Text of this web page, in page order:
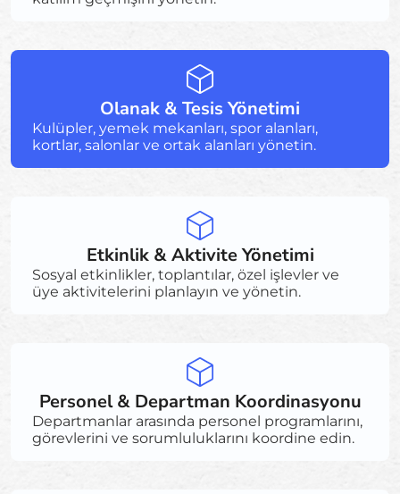
Olanak & Tesis Yönetimi
Kulüpler, yemek mekanları, spor alanları,
kortlar, salonlar ve ortak alanları yönetin.
Etkinlik & Aktivite Yönetimi
Sosyal etkinlikler, toplantılar, özel işlevler ve
üye aktivitelerini planlayın ve yönetin.
Personel & Departman Koordinasyonu
Departmanlar arasında personel programlarını,
görevlerini ve sorumluluklarını koordine edin.